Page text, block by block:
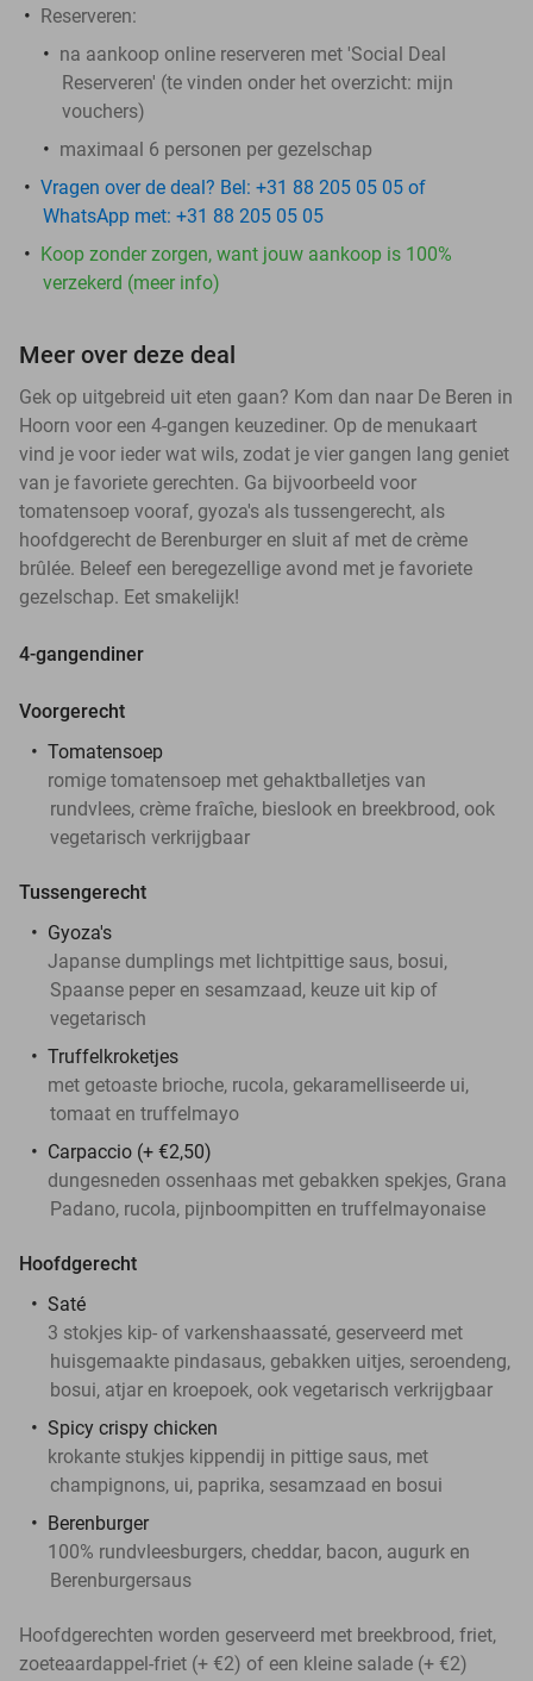
Reserveren:
na aankoop online reserveren met 'Social Deal
Reserveren' (te vinden onder het overzicht: mijn
vouchers)
maximaal 6 personen per gezelschap
Vragen over de deal? Bel: +31 88 205 05 05 of
WhatsApp met: +31 88 205 05 05
Koop zonder zorgen, want jouw aankoop is 100%
verzekerd (meer info)
Meer over deze deal
Gek op uitgebreid uit eten gaan? Kom dan naar De Beren in
Hoorn voor een 4-gangen keuzediner. Op de menukaart
vind je voor ieder wat wils, zodat je vier gangen lang geniet
van je favoriete gerechten. Ga bijvoorbeeld voor
tomatensoep vooraf, gyoza's als tussengerecht, als
hoofdgerecht de Berenburger en sluit af met de crème
brûlée. Beleef een beregezellige avond met je favoriete
gezelschap. Eet smakelijk!
4-gangendiner
Voorgerecht
Tomatensoep
romige tomatensoep met gehaktballetjes van
rundvlees, crème fraîche, bieslook en breekbrood, ook
vegetarisch verkrijgbaar
Tussengerecht
Gyoza's
Japanse dumplings met lichtpittige saus, bosui,
Spaanse peper en sesamzaad, keuze uit kip of
vegetarisch
Truffelkroketjes
met getoaste brioche, rucola, gekaramelliseerde ui,
tomaat en truffelmayo
Carpaccio (+ €2,50)
dungesneden ossenhaas met gebakken spekjes, Grana
Padano, rucola, pijnboompitten en truffelmayonaise
Hoofdgerecht
Saté
3 stokjes kip- of varkenshaassaté, geserveerd met
huisgemaakte pindasaus, gebakken uitjes, seroendeng,
bosui, atjar en kroepoek, ook vegetarisch verkrijgbaar
Spicy crispy chicken
krokante stukjes kippendij in pittige saus, met
champignons, ui, paprika, sesamzaad en bosui
Berenburger
100% rundvleesburgers, cheddar, bacon, augurk en
Berenburgersaus
Hoofdgerechten worden geserveerd met breekbrood, friet,
zoeteaardappel-friet (+ €2) of een kleine salade (+ €2)